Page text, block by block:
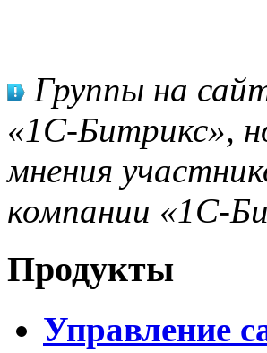
Группы на
«1С-Битрикс»,
мнения
компании «1С-
Продукты
Управление